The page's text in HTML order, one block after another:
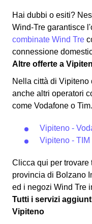
Hai dubbi o esiti?
Wind-Tre garantisce
combinate Wind Tre
connessione
Altre offerte a
Nella città di Vipiteno
anche altri operatori
come Vodafone o Tim.
Vipiteno -
Vipiteno - TIM
Clicca qui per trovare
provincia di Bolzano
ed i negozi Wind Tre
Tutti i servizi
Vipiteno